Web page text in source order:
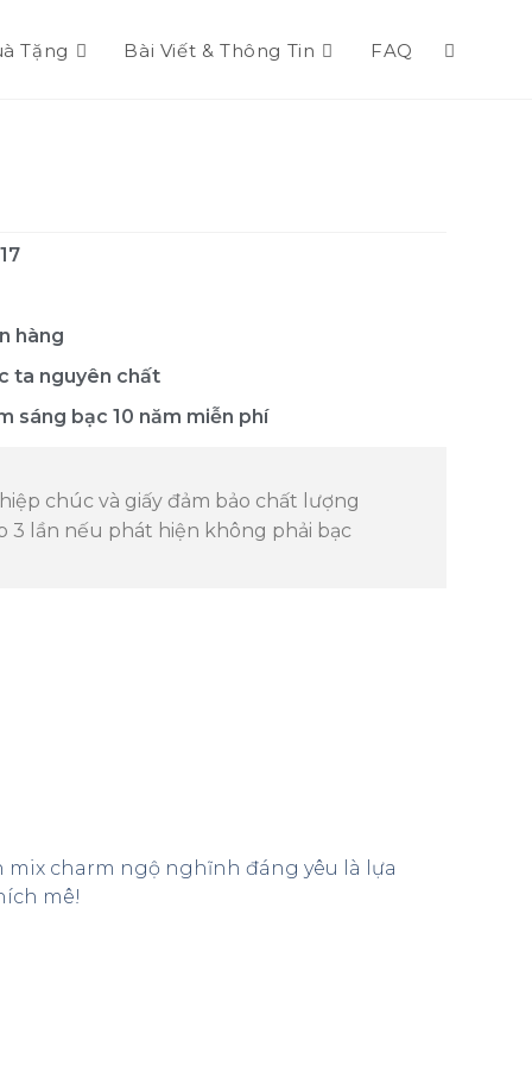
Tặng Bài Viết & Thông Tin FAQ
hàng
ta nguyên chất
sáng bạc 10 năm miễn phí
chúc và giấy đảm bảo chất lượng
3 lần nếu phát hiện không phải bạc
mix charm ngộ nghĩnh đáng yêu là lựa
mê!